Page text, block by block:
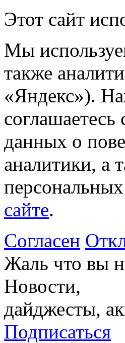
Этот сайт
Мы
также
«Яндекс»).
данных о
аналитики, а
сайте.
Согласен
Жаль что вы
Новости,
дайджесты,
Подписаться